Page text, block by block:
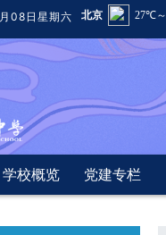
08日星期六
学校概览 党建专栏